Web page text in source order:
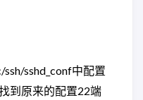
sshd_conf中配置
到原来的配置22端